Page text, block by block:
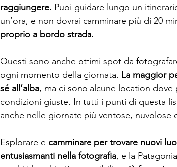
raggiungere. Puoi guidare lungo un
un’ora, e non dovrai camminare più di 20
proprio a bordo strada.
Questi sono anche ottimi spot da
ogni momento della giornata. La maggior
sé all’alba, ma ci sono alcune location
condizioni giuste. In tutti i punti di questa
anche nelle giornate più ventose, nuvolose
Esplorare e camminare per trovare nuovi
entusiasmanti nella fotografia, e la